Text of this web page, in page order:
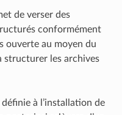
de verser des
conformément
ouverte au moyen du
structurer les archives
à l’installation de